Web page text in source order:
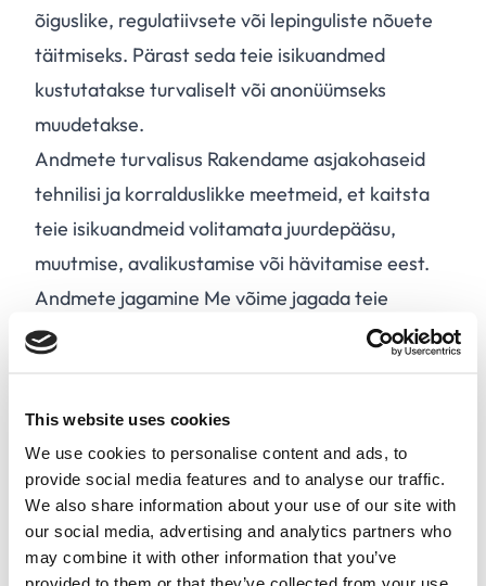
This website uses cookies
We use cookies to personalise content and ads, to
provide social media features and to analyse our traffic.
We also share information about your use of our site with
our social media, advertising and analytics partners who
may combine it with other information that you’ve
õiguslike, regulatiivsete või lepinguliste nõuete
täitmiseks. Pärast seda teie isikuandmed
kustutatakse turvaliselt või anonüümseks
muudetakse.
Andmete turvalisus Rakendame asjakohaseid
tehnilisi ja korralduslikke meetmeid, et kaitsta
teie isikuandmeid volitamata juurdepääsu,
muutmise, avalikustamise või hävitamise eest.
Andmete jagamine Me võime jagada teie
isikuandmeid kolmandate teenusepakkujate,
eesmärkidel.
Teie õigused GDPRi kohaselt on teil järgmised
õigused:
A.Juurdepääs oma isikuandmetele.